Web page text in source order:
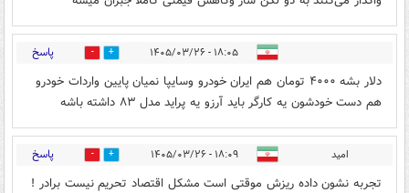
۱۸:۰۵ - ۱۴۰۵/۰۳/۲۶ 1 پاسخ
دلار بشه ۴۰۰۰ تومان هم ایران خودرو وسایپا نمیان پایین واردات خودرو
هم دست خودشون یه کارگر باید آرزو یه پراید مدل ۸۳ داشته باشه
امید ۱۸:۰۹ - ۱۴۰۵/۰۳/۲۶ 0 پاسخ
تجربه نشون داده ریزش موقتی است مشکل اقتصاد تحریم نیست برادر !